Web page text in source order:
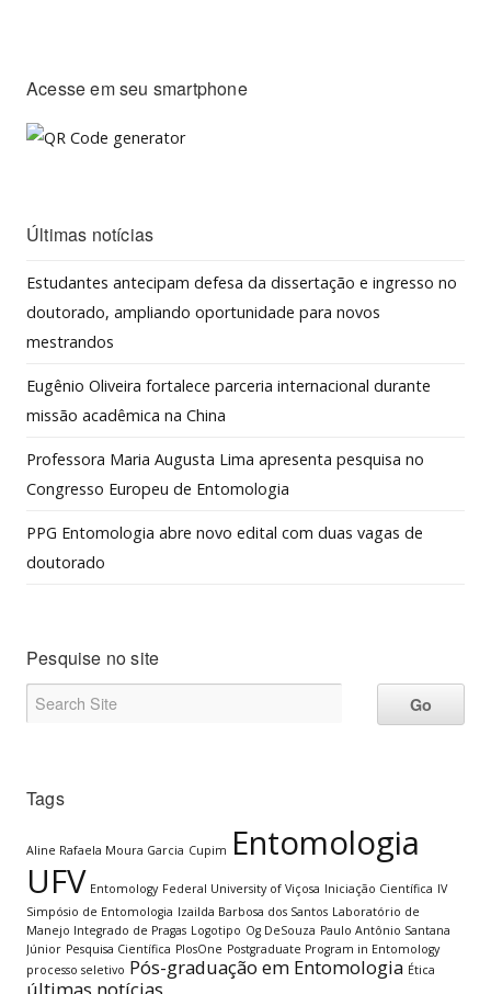
Acesse em seu smartphone
Últimas notícias
Estudantes antecipam defesa da dissertação e ingresso no
doutorado, ampliando oportunidade para novos
mestrandos
Eugênio Oliveira fortalece parceria internacional durante
missão acadêmica na China
Professora Maria Augusta Lima apresenta pesquisa no
Congresso Europeu de Entomologia
PPG Entomologia abre novo edital com duas vagas de
doutorado
Pesquise no site
Tags
Aline Rafaela Moura Garcia Cupim Entomologia
UFV Entomology Federal University of Viçosa Iniciação Científica IV
Simpósio de Entomologia Izailda Barbosa dos Santos Laboratório de
Manejo Integrado de Pragas Logotipo Og DeSouza Paulo Antônio Santana
Júnior Pesquisa Científica PlosOne Postgraduate Program in Entomology
processo seletivo Pós-graduação em Entomologia Ética
últimas notícias